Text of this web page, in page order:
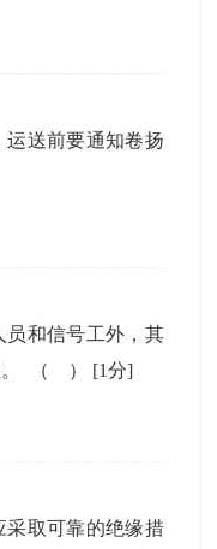
送前要通知卷扬
员和信号工外，其
。 （ ） [1分]
采取可靠的绝缘措